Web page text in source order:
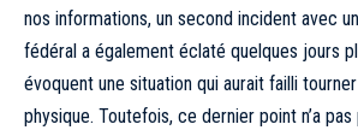
nos informations, un second incident avec
fédéral a également éclaté quelques jours
évoquent une situation qui aurait failli
physique. Toutefois, ce dernier point n’a